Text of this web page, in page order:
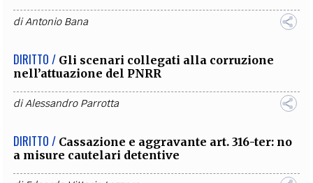
diAntonio Bana
DIRITTO / Gli scenari collegati alla corruzione
nell’attuazione del PNRR
diAlessandro Parrotta
DIRITTO / Cassazione e aggravante art. 316-ter: no
a misure cautelari detentive